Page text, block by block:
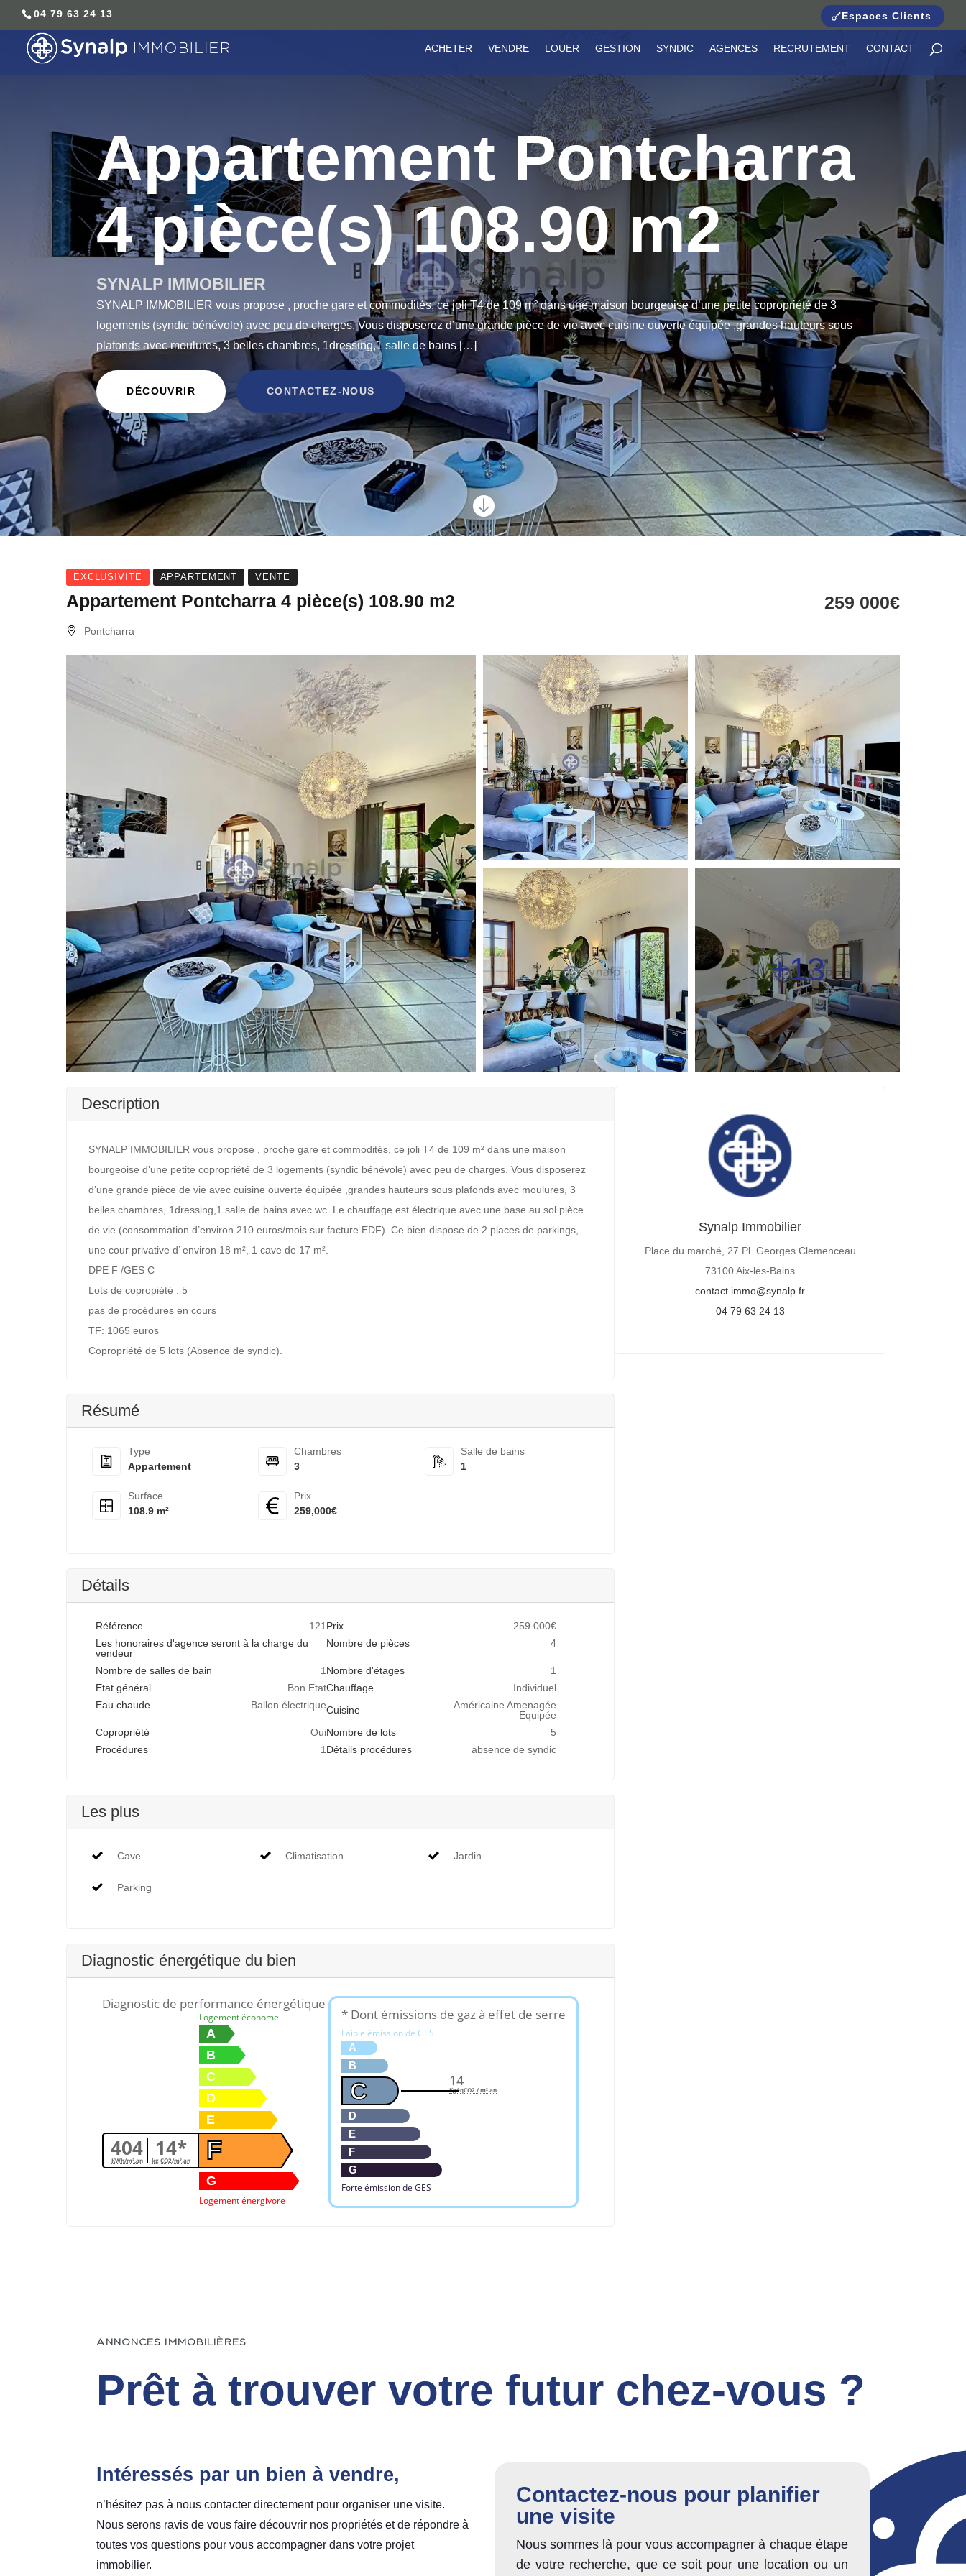
04 79 63 24 13 Espaces Clients
ACHETER VENDRE LOUER GESTION SYNDIC AGENCES RECRUTEMENT CONTACT
Appartement Pontcharra
4 pièce(s) 108.90 m2
SYNALP IMMOBILIER
SYNALP IMMOBILIER vous propose , proche gare et commodités, ce joli T4 de 109 m² dans une maison bourgeoise d’une petite copropriété de 3
logements (syndic bénévole) avec peu de charges. Vous disposerez d’une grande pièce de vie avec cuisine ouverte équipée ,grandes hauteurs sous
plafonds avec moulures, 3 belles chambres, 1dressing,1 salle de bains […]
DÉCOUVRIR CONTACTEZ-NOUS

EXCLUSIVITE APPARTEMENT VENTE
Appartement Pontcharra 4 pièce(s) 108.90 m2
Pontcharra
259 000€
+13
Description
SYNALP IMMOBILIER vous propose , proche gare et commodités, ce joli T4 de 109 m² dans une maison
bourgeoise d’une petite copropriété de 3 logements (syndic bénévole) avec peu de charges. Vous disposerez
d’une grande pièce de vie avec cuisine ouverte équipée ,grandes hauteurs sous plafonds avec moulures, 3
belles chambres, 1dressing,1 salle de bains avec wc. Le chauffage est électrique avec une base au sol pièce
de vie (consommation d’environ 210 euros/mois sur facture EDF). Ce bien dispose de 2 places de parkings,
une cour privative d’ environ 18 m², 1 cave de 17 m².
DPE F /GES C
Lots de copropiété : 5
pas de procédures en cours
TF: 1065 euros
Copropriété de 5 lots (Absence de syndic).
Résumé
Type
Appartement
Chambres
3
Salle de bains
1
Surface
108.9 m²
Prix
259,000€
Détails
Référence 121 Prix
259 000€
Les honoraires d'agence seront à la charge du
vendeur
Nombre de pièces 4
Nombre de salles de bain 1 Nombre d'étages
1
Etat général
Bon EtatChauffage
Individuel
Eau chaude
Ballon électriqueCuisine
Américaine Amenagée
Equipée
Copropriété
OuiNombre de lots
5
Procédures
1 Détails procédures absence de syndic
Les plus
Cave Climatisation Jardin
Parking
Diagnostic énergétique du bien
Diagnostic de performance énergétique
404
KWh/m².an 14*
kg CO2/m².an
Logement économe
A
B
C
D
E
F
G
Logement énergivore
* Dont émissions de gaz à effet de serre
Faible émission de GES
A
B
C
D
E
F
G
Forte émission de GES
14
KgéqCO2 / m².an
Synalp Immobilier
Place du marché, 27 Pl. Georges Clemenceau
73100 Aix-les-Bains
contact.immo@synalp.fr
04 79 63 24 13
ANNONCES IMMOBILIÈRES
Prêt à trouver votre futur chez-vous ?
Intéressés par un bien à vendre,
n’hésitez pas à nous contacter directement pour organiser une visite.
Nous serons ravis de vous faire découvrir nos propriétés et de répondre à
toutes vos questions pour vous accompagner dans votre projet
immobilier.
Contactez-nous pour planifier
une visite
Nous sommes là pour vous accompagner à chaque étape
de votre recherche, que ce soit pour une location ou un